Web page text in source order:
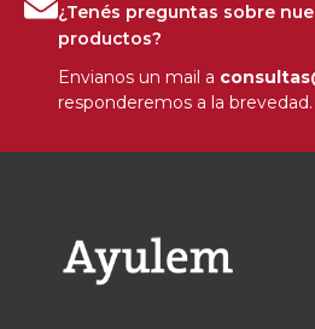
¿Tenés preguntas sobre
productos?
Envianos un mail a
responderemos a la brevedad.